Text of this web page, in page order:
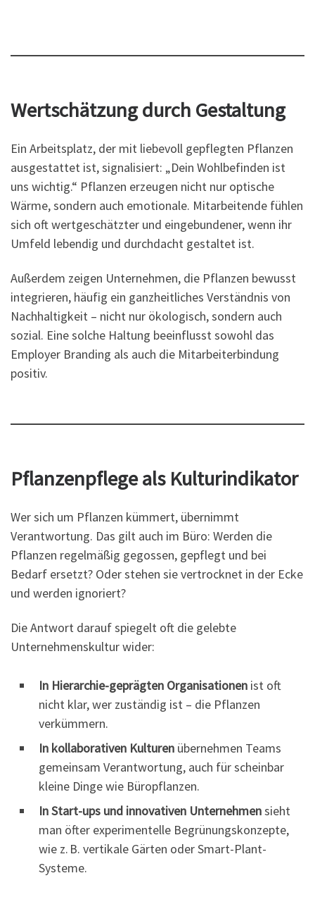
Wertschätzung durch Gestaltung
Ein Arbeitsplatz, der mit liebevoll gepflegten Pflanzen
ausgestattet ist, signalisiert: „Dein Wohlbefinden ist
uns wichtig.“ Pflanzen erzeugen nicht nur optische
Wärme, sondern auch emotionale. Mitarbeitende fühlen
sich oft wertgeschätzter und eingebundener, wenn ihr
Umfeld lebendig und durchdacht gestaltet ist.
Außerdem zeigen Unternehmen, die Pflanzen bewusst
integrieren, häufig ein ganzheitliches Verständnis von
Nachhaltigkeit – nicht nur ökologisch, sondern auch
sozial. Eine solche Haltung beeinflusst sowohl das
Employer Branding als auch die Mitarbeiterbindung
positiv.
Pflanzenpflege als Kulturindikator
Wer sich um Pflanzen kümmert, übernimmt
Verantwortung. Das gilt auch im Büro: Werden die
Pflanzen regelmäßig gegossen, gepflegt und bei
Bedarf ersetzt? Oder stehen sie vertrocknet in der Ecke
und werden ignoriert?
Die Antwort darauf spiegelt oft die gelebte
Unternehmenskultur wider:
In Hierarchie-geprägten Organisationen ist oft
nicht klar, wer zuständig ist – die Pflanzen
verkümmern.
In kollaborativen Kulturen übernehmen Teams
gemeinsam Verantwortung, auch für scheinbar
kleine Dinge wie Büropflanzen.
In Start-ups und innovativen Unternehmensieht
man öfter experimentelle Begrünungskonzepte,
wie z. B. vertikale Gärten oder Smart-Plant-
Systeme.